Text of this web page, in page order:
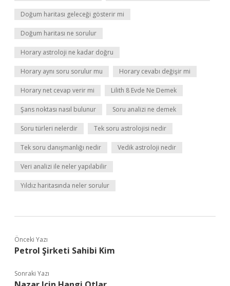
Doğum haritası geleceği gösterir mi
Doğum haritası ne sorulur
Horary astroloji ne kadar doğru
Horary aynı soru sorulur mu Horary cevabı değişir mi
Horary net cevap verir mi Lilith 8 Evde Ne Demek
Şans noktası nasıl bulunur Soru analizi ne demek
Soru türleri nelerdir Tek soru astrolojisi nedir
Tek soru danışmanlığı nedir Vedik astroloji nedir
Veri analizi ile neler yapılabilir
Yıldız haritasında neler sorulur
Önceki Yazı
Petrol Şirketi Sahibi Kim
Sonraki Yazı